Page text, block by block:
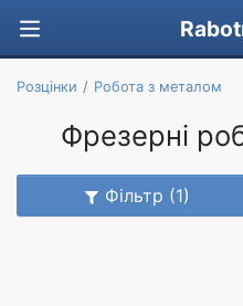
Розцінки Робота з металом
Фрезерні
Фільтр (1)